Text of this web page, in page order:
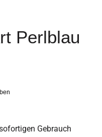
Perlblau
Gebrauch